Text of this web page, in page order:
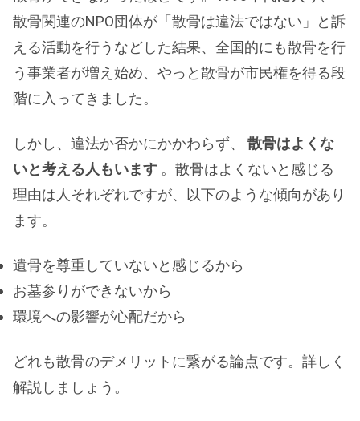
散骨関連のNPO団体が「散骨は違法ではない」と訴
える活動を行うなどした結果、全国的にも散骨を行
う事業者が増え始め、やっと散骨が市民権を得る段
階に入ってきました。
しかし、違法か否かにかかわらず、 散骨はよくな
いと考える人もいます 。散骨はよくないと感じる
理由は人それぞれですが、以下のような傾向があり
ます。
遺骨を尊重していないと感じるから
お墓参りができないから
環境への影響が心配だから
どれも散骨のデメリットに繋がる論点です。詳しく
解説しましょう。